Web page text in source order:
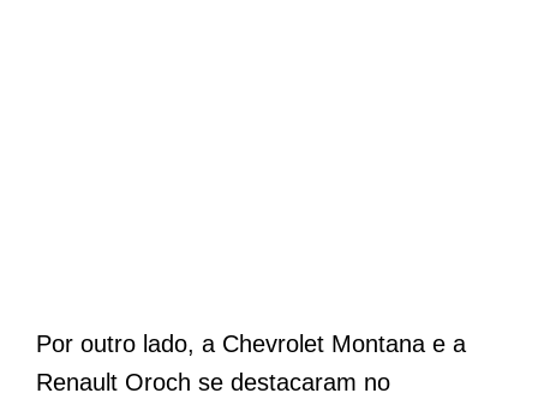
Por outro lado, a Chevrolet Montana e a
Renault Oroch se destacaram no